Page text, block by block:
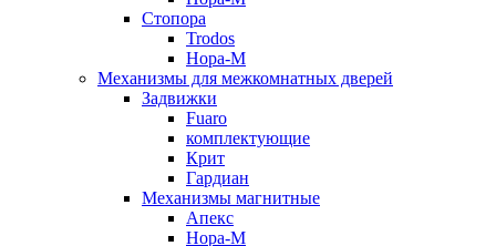
Стопора
Trodos
Нора-М
Механизмы для межкомнатных дверей
Задвижки
Fuaro
комплектующие
Крит
Гардиан
Механизмы магнитные
Апекс
Нора-М